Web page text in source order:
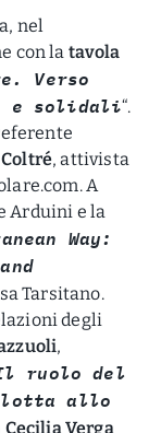
nel
con la tavola
Verso
e solidali“.
, attivista
A
Arduini e la
Way:
Tarsitano.
degli
,
ruolo del
lotta allo
Cecilia Verga